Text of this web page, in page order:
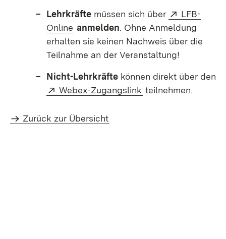
Lehrkräfte müssen sich über Extern:
LFB-
Online (Öffnet in neuem Fenster)
anmelden. Ohne Anmeldung
erhalten sie keinen Nachweis über die
Teilnahme an der Veranstaltung!
Nicht-Lehrkräfte können direkt über den
Extern:
Webex-Zugangslink (Öffnet in neuem
teilnehmen.
Zurück zur Übersicht